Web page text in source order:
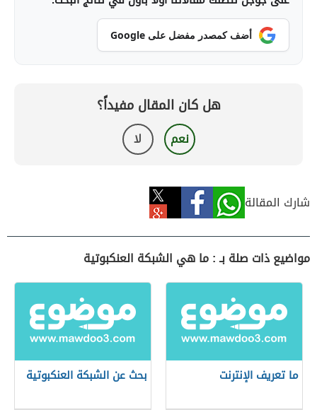
أضف كمصدر مفضل على Google
هل كان المقال مفيداً؟
نعم لا
شارك المقالة
مواضيع ذات صلة بـ : ما هي الشبكة العنكبوتية
ما تعريف الإنترنت بحث عن الشبكة العنكبوتية